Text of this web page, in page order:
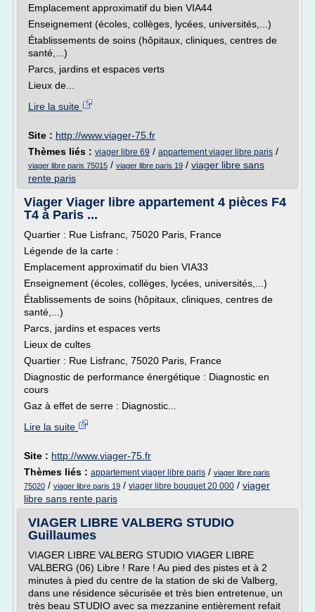
Emplacement approximatif du bien VIA44
Enseignement (écoles, collèges, lycées, universités,...)
Établissements de soins (hôpitaux, cliniques, centres de
santé,...)
Parcs, jardins et espaces verts
Lieux de...
Lire la suite
Site : http://www.viager-75.fr
Thèmes liés : viager libre 69 / appartement viager libre paris /
viager libre paris 75015 / viager libre paris 19 / viager libre sans
rente paris
Viager Viager libre appartement 4 pièces F4
T4 à Paris ...
Quartier : Rue Lisfranc, 75020 Paris, France
Légende de la carte :
Emplacement approximatif du bien VIA33
Enseignement (écoles, collèges, lycées, universités,...)
Établissements de soins (hôpitaux, cliniques, centres de
santé,...)
Parcs, jardins et espaces verts
Lieux de cultes
Quartier : Rue Lisfranc, 75020 Paris, France
Diagnostic de performance énergétique : Diagnostic en
cours
Gaz à effet de serre : Diagnostic...
Lire la suite
Site : http://www.viager-75.fr
Thèmes liés : appartement viager libre paris / viager libre paris
75020 / viager libre paris 19 / viager libre bouquet 20 000 / viager
libre sans rente paris
VIAGER LIBRE VALBERG STUDIO
Guillaumes
VIAGER LIBRE VALBERG STUDIO VIAGER LIBRE
VALBERG (06) Libre ! Rare ! Au pied des pistes et à 2
minutes à pied du centre de la station de ski de Valberg,
dans une résidence sécurisée et très bien entretenue, un
très beau STUDIO avec sa mezzanine entièrement refait